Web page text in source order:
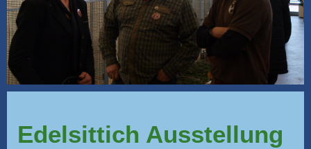
Edelsittich Ausstellung